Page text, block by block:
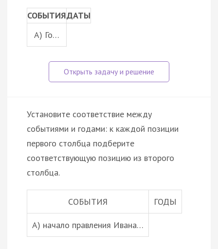
СОБЫТИЯДАТЫ
A) Го…
Установите соответствие между
событиями и годами: к каждой позиции
первого столбца подберите
соответствующую позицию из второго
столбца.
СОБЫТИЯ ГОДЫ
А) начало правления Ивана…